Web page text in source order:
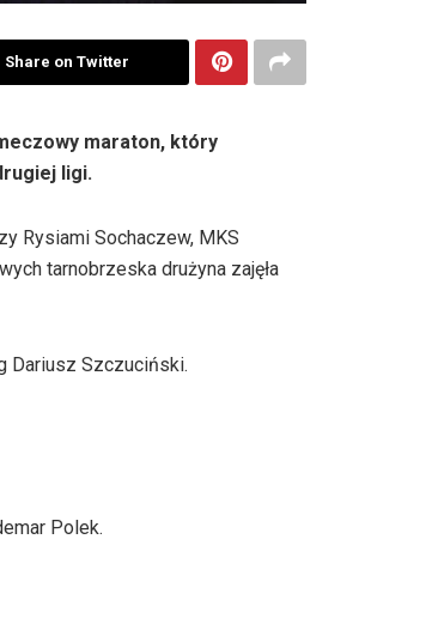
Share on Twitter
maraton, który
ligi.
Rysiami Sochaczew, MKS
tarnobrzeska drużyna zajęła
Dariusz Szczuciński.
Polek.